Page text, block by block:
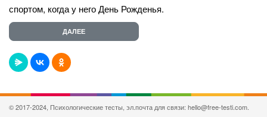
спортом, когда у него День Рожденья.
© 2017-2024, Психологические тесты, эл.почта для связи: hello@free-testi.com.